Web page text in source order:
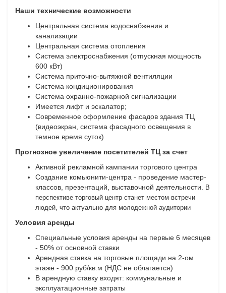
Наши технические возможности
Центральная система водоснабжения и
канализации
Центральная система отопления
Система электроснабжения (отпускная мощность
600 кВт)
Система приточно-вытяжной вентиляции
Система кондиционирования
Система охранно-пожарной сигнализации
Имеется лифт и эскалатор;
Современное оформление фасадов здания ТЦ
(видеоэкран, система фасадного освещения в
темное время суток)
Прогнозное увеличение посетителей ТЦ за счет
Активной рекламной кампании торгового центра
Создание комьюнити-центра - проведение мастер-
классов, презентаций, выставочной деятельности. В
перспективе торговый центр станет местом встречи
людей, что актуально для молодежной аудитории
Условия аренды
Специальные условия аренды на первые 6 месяцев
- 50% от основной ставки
Арендная ставка на торговые площади на 2-ом
этаже - 900 руб/кв.м (НДС не облагается)
В арендную ставку входят: коммунальные и
эксплуатационные затраты